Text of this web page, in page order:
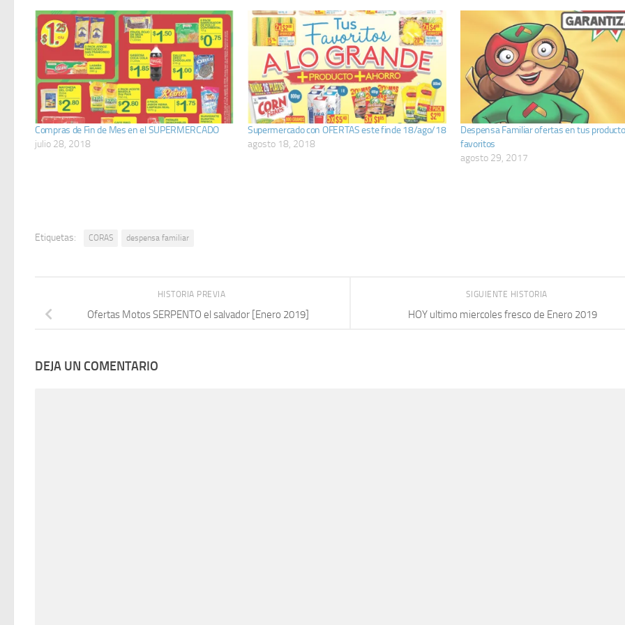
Compras de Fin de Mes en el SUPERMERCADO
julio 28, 2018
Supermercado con OFERTAS este finde 18/ago/18
agosto 18, 2018
Despensa Familiar ofertas en tus
favoritos
agosto 29, 2017
Etiquetas: CORAS despensa familiar
SIGUIENTE HISTORIA
HOY ultimo miercoles fresco de Enero 2019
HISTORIA PREVIA
Ofertas Motos SERPENTO el salvador [Enero 2019]
DEJA UN COMENTARIO